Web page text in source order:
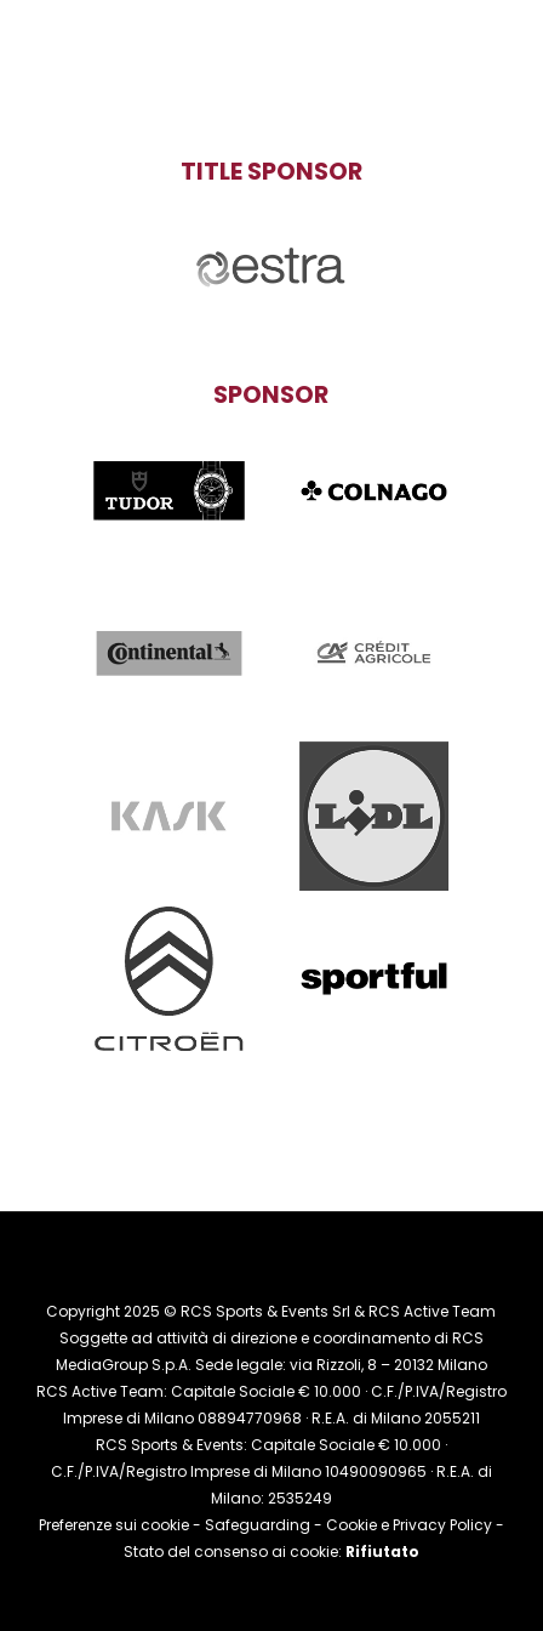
TITLE SPONSOR
SPONSOR
Copyright 2025 © RCS Sports & Events Srl & RCS Active Team
Soggette ad attività di direzione e coordinamento di RCS
MediaGroup S.p.A. Sede legale: via Rizzoli, 8 – 20132 Milano
RCS Active Team: Capitale Sociale € 10.000 · C.F./P.IVA/Registro
Imprese di Milano 08894770968 · R.E.A. di Milano 2055211
RCS Sports & Events: Capitale Sociale € 10.000 ·
C.F./P.IVA/Registro Imprese di Milano 10490090965 · R.E.A. di
Milano: 2535249
Preferenze sui cookie- Safeguarding - Cookie e Privacy Policy-
Stato del consenso ai cookie: Rifiutato